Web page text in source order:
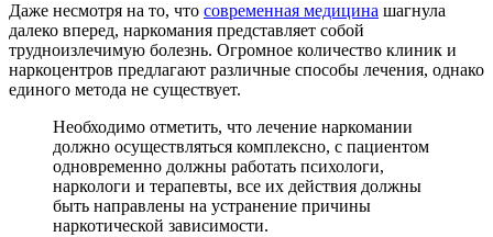
Даже несмотря на то, что современная медицина шагнула
далеко вперед, наркомания представляет собой
трудноизлечимую болезнь. Огромное количество клиник и
наркоцентров предлагают различные способы лечения, однако
единого метода не существует.
Необходимо отметить, что лечение наркомании
должно осуществляться комплексно, с пациентом
одновременно должны работать психологи,
наркологи и терапевты, все их действия должны
быть направлены на устранение причины
наркотической зависимости.